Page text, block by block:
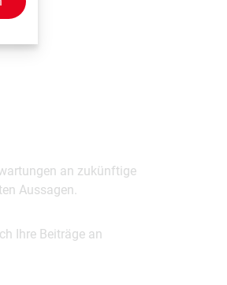
an zukünftige
Aussagen.
Ihre Beiträge an